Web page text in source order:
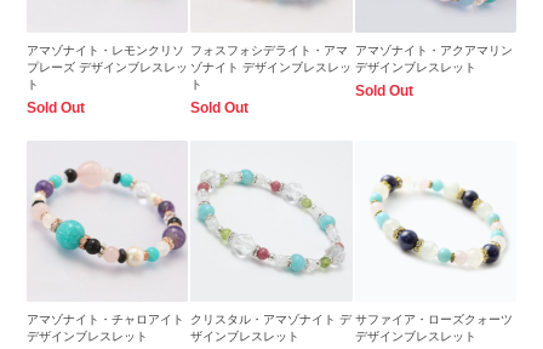
アマゾナイト・レモンクリソ
プレーズ デザインブレスレッ
ト
Sold Out
フォスフォシデライト・アマ
ゾナイト デザインブレスレッ
ト
Sold Out
アマゾナイト・アクアマリン
デザインブレスレット
Sold Out
アマゾナイト・チャロアイト
デザインブレスレット
クリスタル・アマゾナイト デ
ザインブレスレット
サファイア・ローズクォーツ
デザインブレスレット